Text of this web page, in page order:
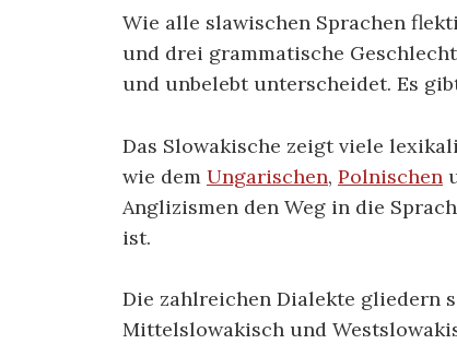
Wie alle slawischen Sprachen
und drei grammatische
und unbelebt unterscheidet. Es
Das Slowakische zeigt viele
wie dem Ungarischen, Polnischen
Anglizismen den Weg in die
ist.
Die zahlreichen Dialekte gliedern
Mittelslowakisch und